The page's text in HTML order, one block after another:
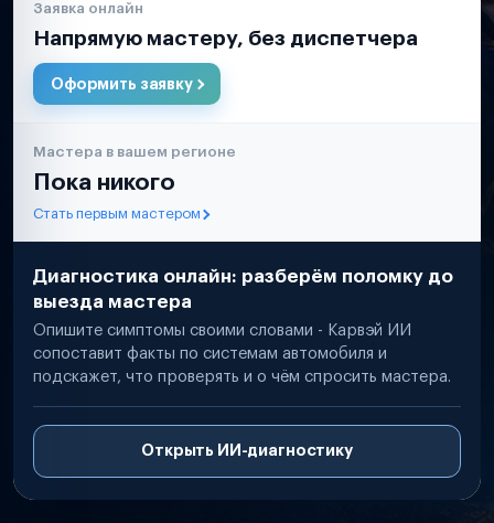
Заявка онлайн
Напрямую мастеру, без диспетчера
Оформить заявку
Мастера в вашем регионе
Пока никого
Стать первым мастером
Диагностика онлайн: разберём поломку до
выезда мастера
Опишите симптомы своими словами - Карвэй ИИ
сопоставит факты по системам автомобиля и
подскажет, что проверять и о чём спросить мастера.
Открыть ИИ-диагностику